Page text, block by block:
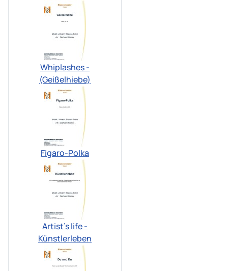
Whiplashes -
(Geißelhiebe)
Figaro-Polka
Artist’s life -
Künstlerleben